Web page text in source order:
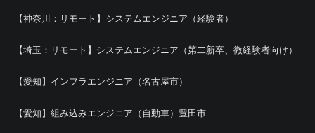
【神奈川：リモート】システムエンジニア（経験者）
【埼玉：リモート】システムエンジニア（第二新卒、微経験者向け）
【愛知】インフラエンジニア（名古屋市）
【愛知】組み込みエンジニア（自動車）豊田市